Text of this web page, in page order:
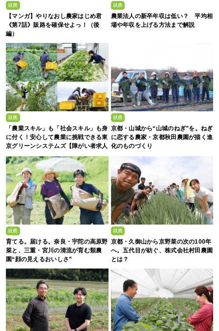
就農
【マンガ】やりなおし農家はじめ君
《第7話》販路を確保せよっ！（後
編）
就農
農業法人の新卒年収は低い？ 平均相
場や年収を上げる方法まで解説
就農
「農業スキル」も「社会スキル」も身
に付く！安心して農業に挑戦できる東
京グリーンシステムズ【障がい者求人
募集中】
就農
京都・山城から“山城のねぎ”を。ねぎ
に恋する農家・京都秋田農園が描く進
化のものづくり
就農
育てる。届ける。奈良・宇陀の高原野
菜と、三重・宮川の清流が育む類農
園“顔の見えるおいしさ”
就農
京都・久御山から京野菜の次の100年
へ。五代目が紡ぐ、株式会社村田農園
とは？